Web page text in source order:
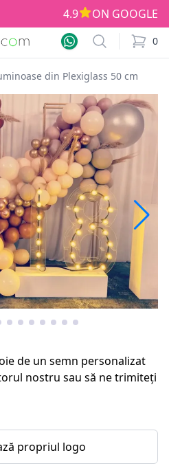
4.9
ON GOOGLE
Search 0
items
din Plexiglass 50 cm
de un semn personalizat
nostru sau să ne trimiteți
propriul logo